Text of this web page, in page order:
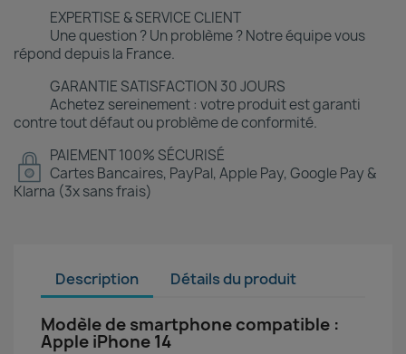
EXPERTISE & SERVICE CLIENT
Une question ? Un problème ? Notre équipe vous
répond depuis la France.
GARANTIE SATISFACTION 30 JOURS
Achetez sereinement : votre produit est garanti
contre tout défaut ou problème de conformité.
PAIEMENT 100% SÉCURISÉ
Cartes Bancaires, PayPal, Apple Pay, Google Pay &
Klarna (3x sans frais)
Description Détails du produit
Modèle de smartphone compatible :
Apple iPhone 14